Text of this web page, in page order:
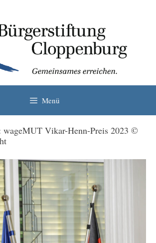
Menü
wageMUT Vikar-Henn-Preis 2023 ©